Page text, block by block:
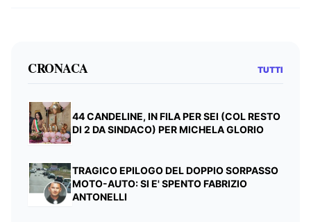
CRONACA TUTTI
44 CANDELINE, IN FILA PER SEI (COL RESTO
DI 2 DA SINDACO) PER MICHELA GLORIO
TRAGICO EPILOGO DEL DOPPIO SORPASSO
MOTO-AUTO: SI E' SPENTO FABRIZIO
ANTONELLI